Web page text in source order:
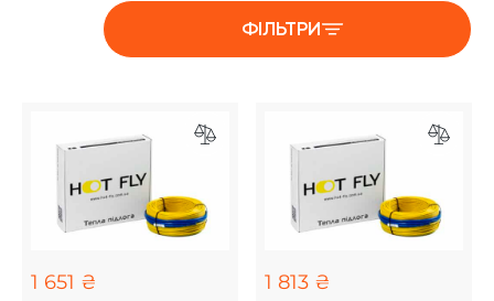
ФІЛЬТРИ
Add to Compare List
1 651 ₴
Add
1 813 ₴